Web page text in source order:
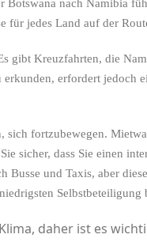
Botswana nach Namibia
für jedes Land auf der
gibt Kreuzfahrten, die
erfordert jedoch
fortzubewegen.
sicher, dass Sie einen
Busse und Taxis, aber
Selbstbeteiligung
daher ist es